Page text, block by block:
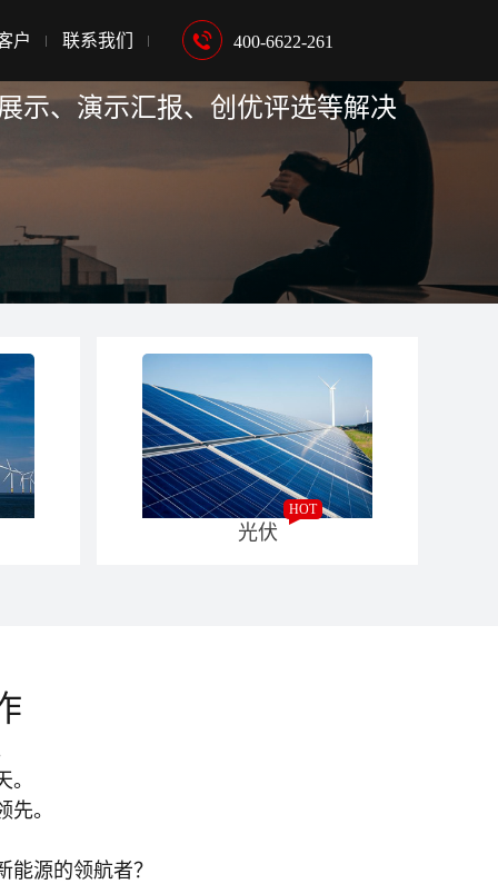
户 联系我们 400-6622-261
示、演示汇报、创优评选等解决
光伏
HOT
。
能源的领航者？